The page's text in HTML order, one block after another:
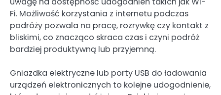
Fi. Możliwość korzystania z internetu podczas
podróży pozwala na pracę, rozrywkę czy kontakt z
bliskimi, co znacząco skraca czas i czyni podróż
bardziej produktywną lub przyjemną.
Gniazdka elektryczne lub porty USB do ładowania
urządzeń elektronicznych to kolejne udogodnienie,